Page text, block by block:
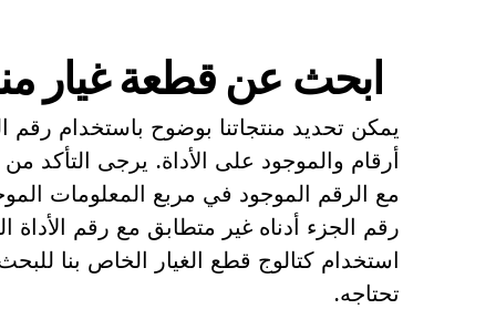
ابحث عن قطعة غيار
يمكن تحديد منتجاتنا بوضوح باستخدام
أرقام والموجود على الأداة. يرجى التأكد
مع الرقم الموجود في مربع المعلومات
رقم الجزء أدناه غير متطابق مع رقم
استخدام كتالوج قطع الغيار الخاص بنا
تحتاجه.